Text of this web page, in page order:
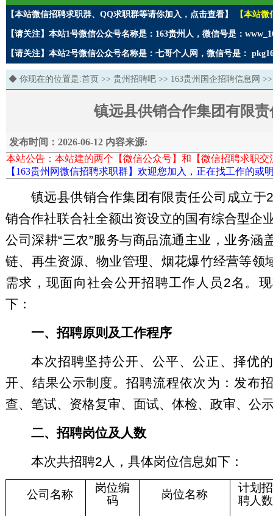
【本站微信招聘求职群、QQ求职群等请你加入，点击查看】 【本站
【请关注】本站1号微信公众号名称是：163贵州人，微信号是：
【请关注】本站2号微信公众号名称是：七哥个人网，微信号是：
◆ 你现在的位置是:首页 >> 贵州招聘吧 >> 163贵州国企招聘信息网
镇远县供销合作集团有限
发布时间：2026-06-12 内容来源:
本站公告：本站建的两个【微信公众号】和【微信招聘求职
【163贵州网微信招聘求职群】欢迎您加入，正在找工作的
镇远县供销合作集团有限责任公司成立于
销合作社联合社全额出资设立的国有综合型企
公司深耕“三农”服务与商品流通主业，业务涵
链、再生资源、物业管理、烟花爆竹经营等领
需求，现面向社会公开招聘工作人员2名。
下：
一、招聘原则及工作程序
本次招聘坚持公开、公平、公正、择优
开、结果公示制度。招聘流程依次为：发布
查、笔试、资格复审、面试、体检、政审、公
二、招聘岗位及人数
本次共招聘2人，具体岗位信息如下：
公司名称
岗位编
码
岗位名称
计划招
聘人数